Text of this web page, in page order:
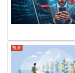
投資